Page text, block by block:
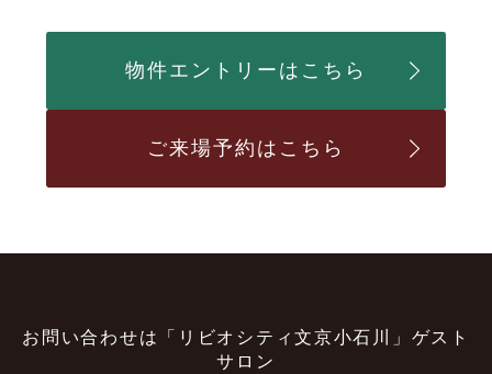
物件エントリーはこちら
ご来場予約はこちら
お問い合わせは
「リビオシティ文京小石川」ゲスト
サロン